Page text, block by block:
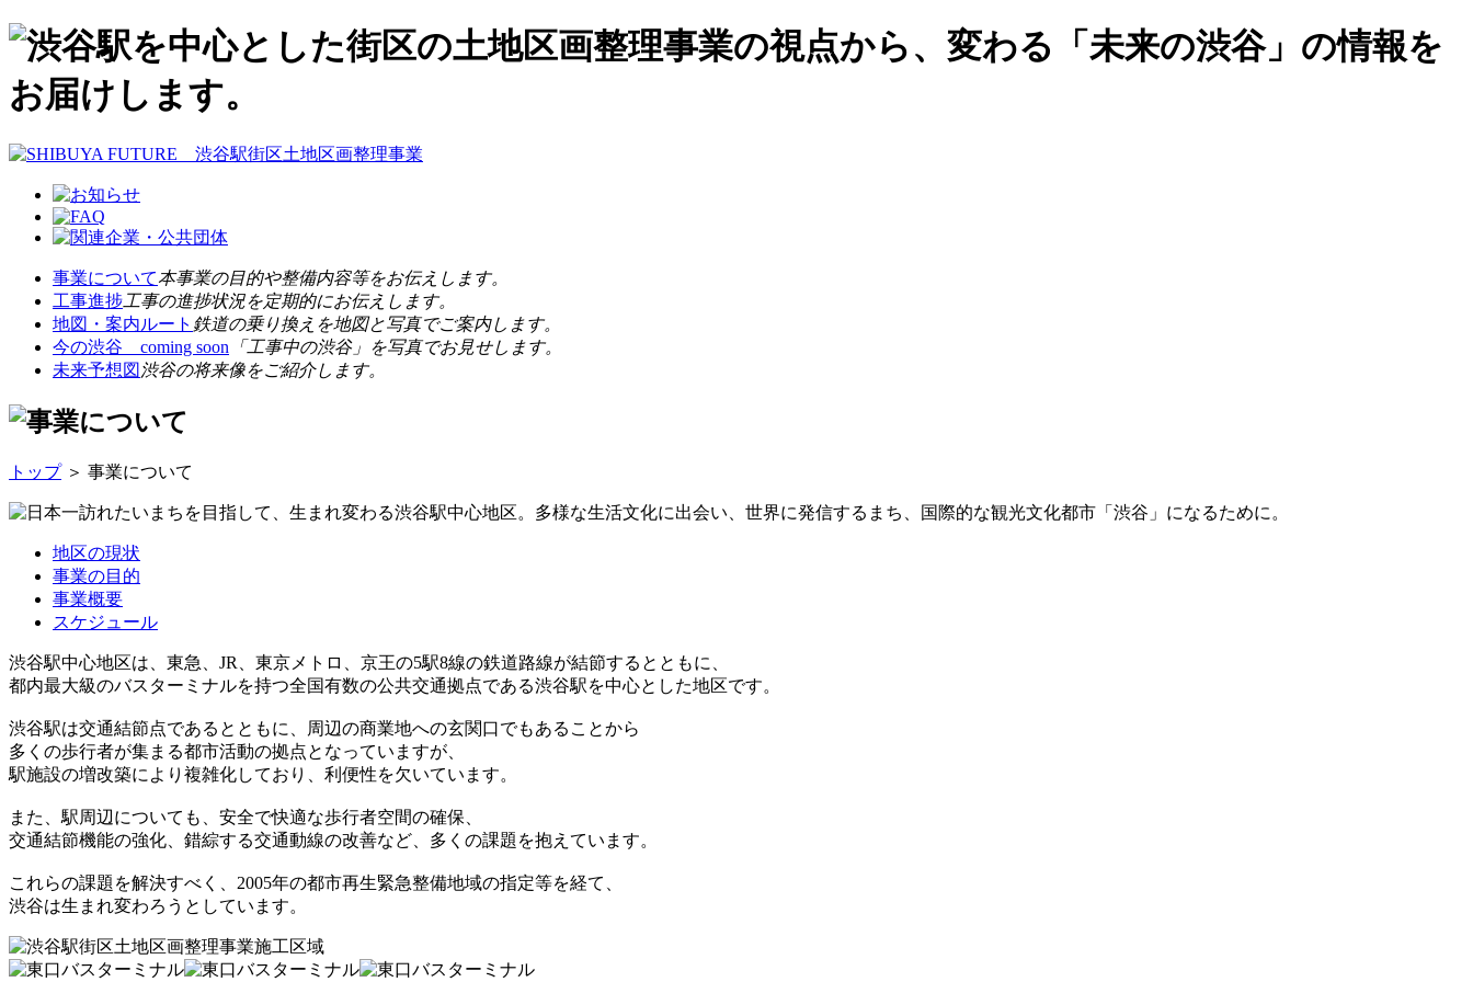
事業について本事業の目的や整備内容等をお伝えします。
工事進捗 工事の進捗状況を定期的にお伝えします。
地図・案内ルート 鉄道の乗り換えを地図と写真でご案内します。
今の渋谷 coming soon 「工事中の渋谷」を写真でお見せします。
未来予想図 渋谷の将来像をご紹介します。
トップ＞ 事業について
地区の現状
事業の目的
事業概要
スケジュール
渋谷駅中心地区は、東急、JR、東京メトロ、京王の5駅8線の鉄道路線が結節するとともに、
都内最大級のバスターミナルを持つ全国有数の公共交通拠点である渋谷駅を中心とした地区です。
渋谷駅は交通結節点であるとともに、周辺の商業地への玄関口でもあることから
多くの歩行者が集まる都市活動の拠点となっていますが、
駅施設の増改築により複雑化しており、利便性を欠いています。
また、駅周辺についても、安全で快適な歩行者空間の確保、
交通結節機能の強化、錯綜する交通動線の改善など、多くの課題を抱えています。
これらの課題を解決すべく、2005年の都市再生緊急整備地域の指定等を経て、
渋谷は生まれ変わろうとしています。